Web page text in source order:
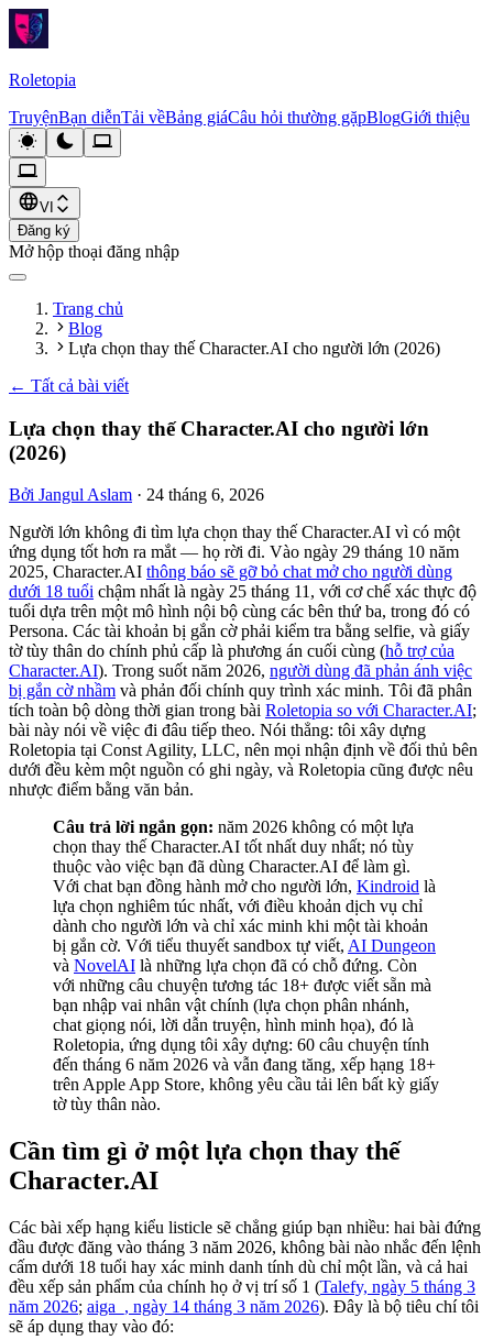
Roletopia
TruyệnBạn diễnTải vềBảng giáCâu hỏi thường gặpBlogGiới thiệu
VI
Đăng ký
Mở hộp thoại đăng nhập
Trang chủ
Blog
Lựa chọn thay thế Character.AI cho người lớn (2026)
← Tất cả bài viết
Lựa chọn thay thế Character.AI cho người lớn
(2026)
Bởi Jangul Aslam · 24 tháng 6, 2026
Người lớn không đi tìm lựa chọn thay thế Character.AI vì có một
ứng dụng tốt hơn ra mắt — họ rời đi. Vào ngày 29 tháng 10 năm
2025, Character.AI thông báo sẽ gỡ bỏ chat mở cho người dùng
dưới 18 tuổi chậm nhất là ngày 25 tháng 11, với cơ chế xác thực độ
tuổi dựa trên một mô hình nội bộ cùng các bên thứ ba, trong đó có
Persona. Các tài khoản bị gắn cờ phải kiểm tra bằng selfie, và giấy
tờ tùy thân do chính phủ cấp là phương án cuối cùng (hỗ trợ của
Character.AI). Trong suốt năm 2026, người dùng đã phản ánh việc
bị gắn cờ nhầm và phản đối chính quy trình xác minh. Tôi đã phân
tích toàn bộ dòng thời gian trong bài Roletopia so với Character.AI;
bài này nói về việc đi đâu tiếp theo. Nói thẳng: tôi xây dựng
Roletopia tại Const Agility, LLC, nên mọi nhận định về đối thủ bên
dưới đều kèm một nguồn có ghi ngày, và Roletopia cũng được nêu
nhược điểm bằng văn bản.
Câu trả lời ngắn gọn: năm 2026 không có một lựa
chọn thay thế Character.AI tốt nhất duy nhất; nó tùy
thuộc vào việc bạn đã dùng Character.AI để làm gì.
Với chat bạn đồng hành mở cho người lớn, Kindroid là
lựa chọn nghiêm túc nhất, với điều khoản dịch vụ chỉ
dành cho người lớn và chỉ xác minh khi một tài khoản
bị gắn cờ. Với tiểu thuyết sandbox tự viết, AI Dungeon
và NovelAI là những lựa chọn đã có chỗ đứng. Còn
với những câu chuyện tương tác 18+ được viết sẵn mà
bạn nhập vai nhân vật chính (lựa chọn phân nhánh,
chat giọng nói, lời dẫn truyện, hình minh họa), đó là
Roletopia, ứng dụng tôi xây dựng: 60 câu chuyện tính
đến tháng 6 năm 2026 và vẫn đang tăng, xếp hạng 18+
trên Apple App Store, không yêu cầu tải lên bất kỳ giấy
tờ tùy thân nào.
Cần tìm gì ở một lựa chọn thay thế
Character.AI
Các bài xếp hạng kiểu listicle sẽ chẳng giúp bạn nhiều: hai bài đứng
đầu được đăng vào tháng 3 năm 2026, không bài nào nhắc đến lệnh
cấm dưới 18 tuổi hay xác minh danh tính dù chỉ một lần, và cả hai
đều xếp sản phẩm của chính họ ở vị trí số 1 (Talefy, ngày 5 tháng 3
năm 2026; aiga_, ngày 14 tháng 3 năm 2026). Đây là bộ tiêu chí tôi
sẽ áp dụng thay vào đó: